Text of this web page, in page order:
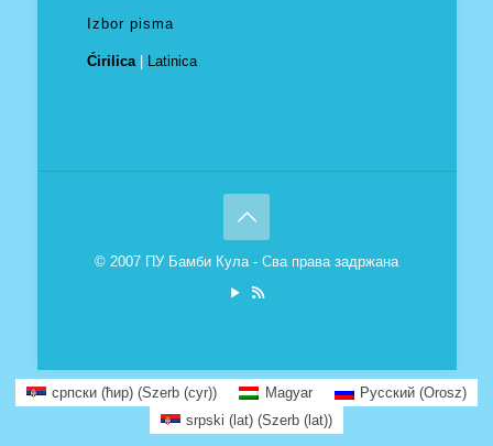
Izbor pisma
Ćirilica| Latinica
© 2007 ПУ Бамби Кула - Сва права задржана
српски (ћир) (Szerb (cyr)) Magyar Русский(Orosz)
srpski (lat) (Szerb (lat))